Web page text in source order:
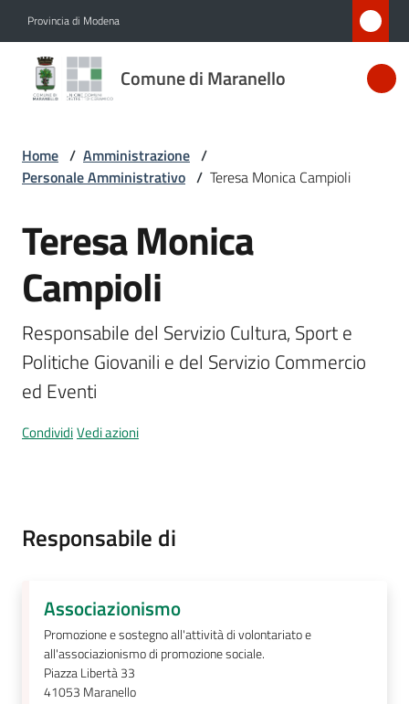
Provincia di Modena
Comune di Maranello
Comune
di
Novità
Servizi
Vivere
Maranello
M
Home / Amministrazione /
Personale Amministrativo / Teresa Monica Campioli
Salta al contenuto
Teresa Monica
Campioli
Responsabile del Servizio Cultura, Sport e
Politiche Giovanili e del Servizio Commercio
ed Eventi
CondividiVedi azioni
Responsabile di
Associazionismo
Promozione e sostegno all'attività di volontariato e
all'associazionismo di promozione sociale.
Piazza Libertà 33
41053 Maranello